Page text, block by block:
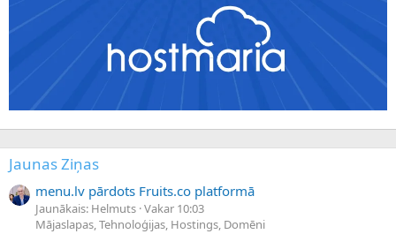
Jaunas Ziņas
menu.lv pārdots Fruits.co platformā
Jaunākais: Helmuts Vakar 10:03
Mājaslapas, Tehnoloģijas, Hostings, Domēni